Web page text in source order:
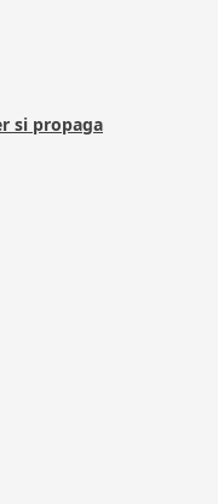
si propaga